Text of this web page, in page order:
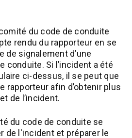
du code de conduite
rendu du rapporteur en se
de signalement d’une
conduite. Si l’incident a été
ci-dessus, il se peut que
rapporteur afin d’obtenir plus
de l’incident.
du code de conduite se
de l'incident et préparer le